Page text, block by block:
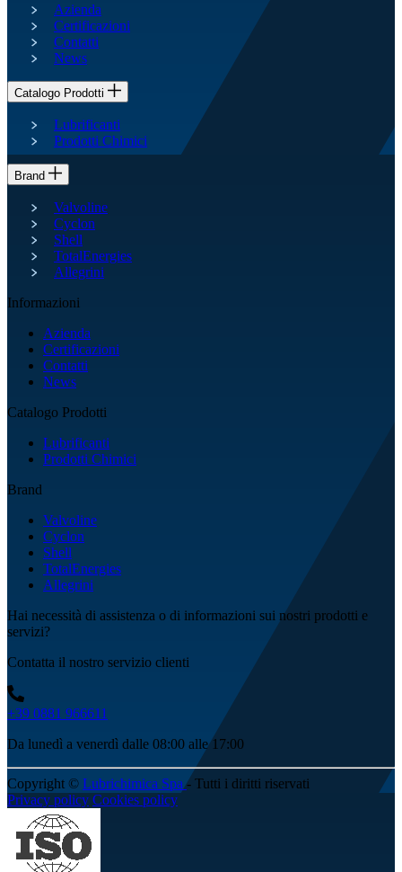
Azienda
Certificazioni
Contatti
News
Catalogo Prodotti
Lubrificanti
Prodotti Chimici
Brand
Valvoline
Cyclon
Shell
TotalEnergies
Allegrini
Informazioni
Azienda
Certificazioni
Contatti
News
Catalogo Prodotti
Lubrificanti
Prodotti Chimici
Brand
Valvoline
Cyclon
Shell
TotalEnergies
Allegrini
Hai necessità di assistenza o di informazioni sui nostri prodotti e
servizi?
Contatta il nostro servizio clienti
+39 0881 966611
Da lunedì a venerdì dalle 08:00 alle 17:00
Copyright © Lubrichimica Spa- Tutti i diritti riservati
Privacy policy Cookies policy